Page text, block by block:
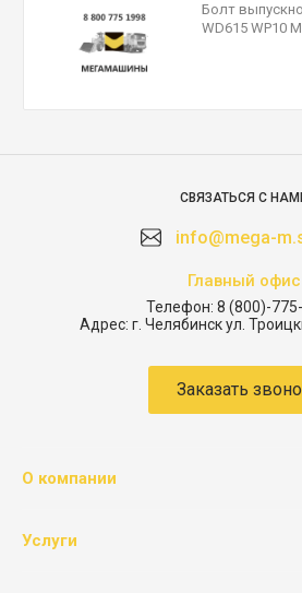
Болт
WD615 WP10
СВЯЗАТЬСЯ С
info@mega-
Главный офис
Телефон: 8 (800)-
Адрес: г. Челябинск ул.
Заказать
О компании
Услуги